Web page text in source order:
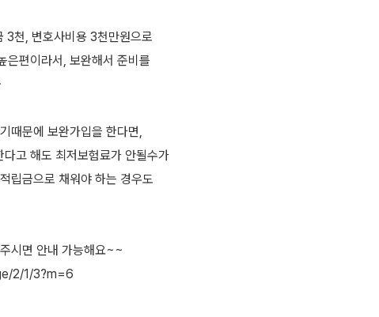
3천, 변호사비용 3천만원으로
은편이라서, 보완해서 준비를
때문에 보완가입을 한다면,
고 해도 최저보험료가 안될수가
립금으로 채워야 하는 경우도
시면 안내 가능해요~~